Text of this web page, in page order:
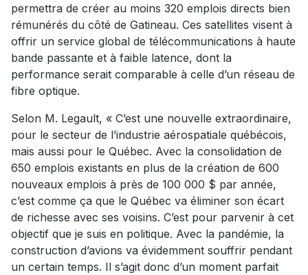
permettra de créer au moins 320 emplois directs bien
rémunérés du côté de Gatineau. Ces satellites visent à
offrir un service global de télécommunications à haute
bande passante et à faible latence, dont la
performance serait comparable à celle d’un réseau de
fibre optique.
Selon M. Legault, « C’est une nouvelle extraordinaire,
pour le secteur de l’industrie aérospatiale québécois,
mais aussi pour le Québec. Avec la consolidation de
650 emplois existants en plus de la création de 600
nouveaux emplois à près de 100 000 $ par année,
c’est comme ça que le Québec va éliminer son écart
de richesse avec ses voisins. C’est pour parvenir à cet
objectif que je suis en politique. Avec la pandémie, la
construction d’avions va évidemment souffrir pendant
un certain temps. Il s’agit donc d’un moment parfait